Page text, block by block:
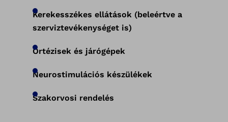
Kerekesszékes ellátások (beleértve a
szerviztevékenységet is)
Ortézisek és járógépek
Neurostimulációs készülékek
Szakorvosi rendelés